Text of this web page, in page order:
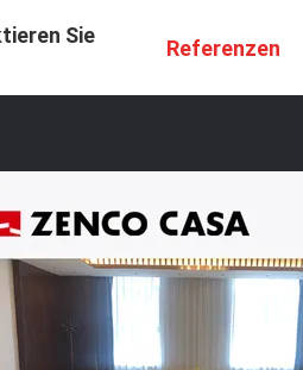
Sie
Referenzen